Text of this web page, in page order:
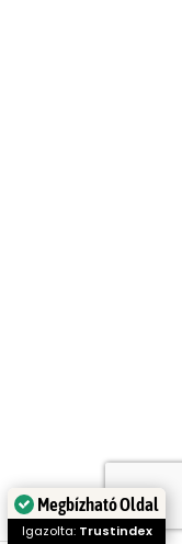
Megbízható Oldal
Igazolta: Trustindex